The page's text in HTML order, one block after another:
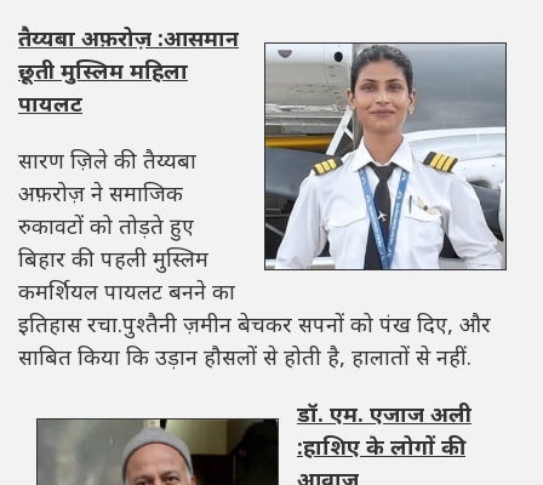
तैय्यबा अफ़रोज़ :आसमान
छूती मुस्लिम महिला
पायलट
सारण ज़िले की तैय्यबा
अफ़रोज़ ने समाजिक
रुकावटों को तोड़ते हुए
बिहार की पहली मुस्लिम
कमर्शियल पायलट बनने का
इतिहास रचा.पुश्तैनी ज़मीन बेचकर सपनों को पंख दिए, और
साबित किया कि उड़ान हौसलों से होती है, हालातों से नहीं.
डॉ. एम. एजाज अली
:हाशिए के लोगों की